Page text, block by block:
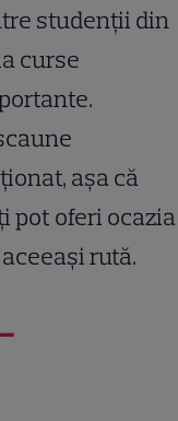
studenții din
curse
așa că
pot oferi ocazia
rută.